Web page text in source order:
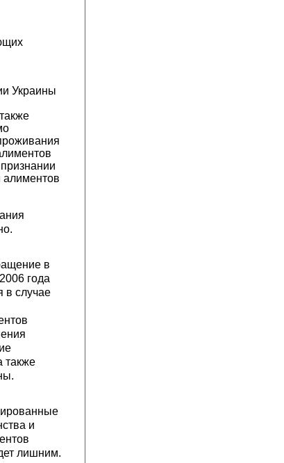
Украины
алиментов
в
года
в случае
также
и
лишним.